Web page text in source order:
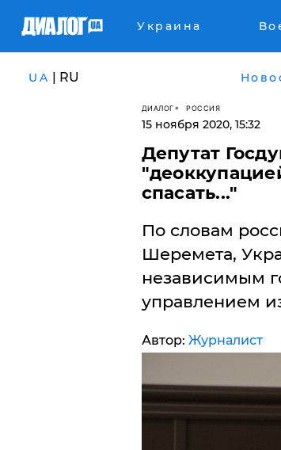
Украина
UA | RU
ДИАЛОГ РОССИЯ
15 ноября 2020, 15:32
Депутат
спасать..."
По словам
Шеремета,
независимым
управлением
Автор: Журналист